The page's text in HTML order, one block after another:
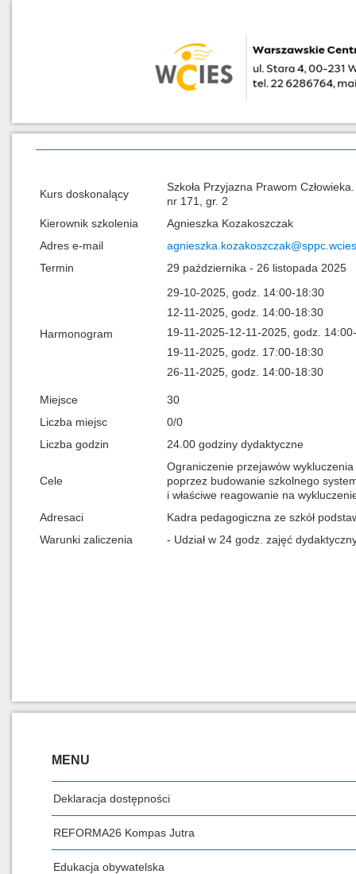
Kurs doskonalący
Szkoła Przyjazna Prawom
nr 171, gr. 2
Kierownik szkolenia
Agnieszka Kozakoszczak
Adres e-mail
Termin
29 października - 26 listopada 2025
Harmonogram
29-10-2025, godz. 14:00-18:30
12-11-2025, godz. 14:00-18:30
19-11-2025-12-11-2025, godz.
19-11-2025, godz. 17:00-18:30
26-11-2025, godz. 14:00-18:30
Miejsce
30
Liczba miejsc
0/0
Liczba godzin
24.00 godziny dydaktyczne
Cele
Ograniczenie przejawów
poprzez budowanie szkolnego
i właściwe reagowanie na
Adresaci
Kadra pedagogiczna ze szkół
Warunki zaliczenia
- Udział w 24 godz. zajęć
MENU
Deklaracja dostępności
REFORMA26 Kompas Jutra
Edukacja obywatelska